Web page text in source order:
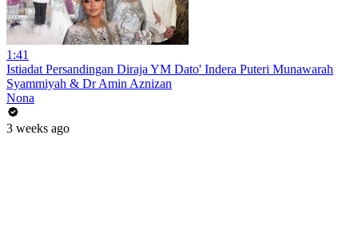
1:41
Istiadat Persandingan Diraja YM Dato' Indera Puteri Munawarah
Syammiyah & Dr Amin Aznizan
Nona
3 weeks ago